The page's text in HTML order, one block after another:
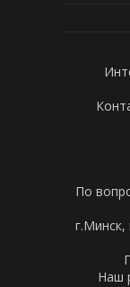
По
г.Минск,
Наш